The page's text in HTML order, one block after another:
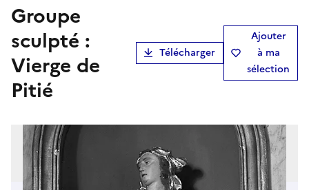
groupe
sculpté :
Vierge de
Pitié
Télécharger
Ajouter
à ma
sélection